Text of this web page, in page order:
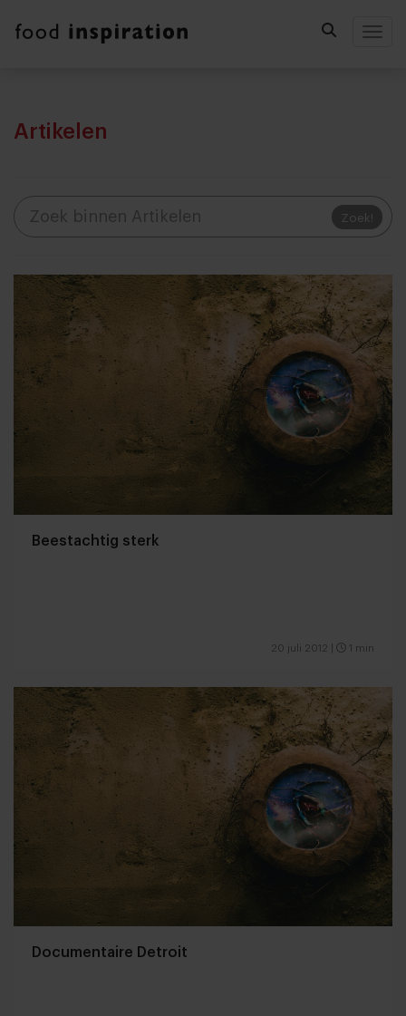
Artikelen
Zoek!
Beestachtig sterk
20 juli 2012 1 min
Documentaire Detroit